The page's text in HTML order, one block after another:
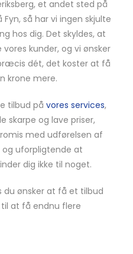
et andet sted på
så har vi ingen skjulte
hos dig. Det skyldes, at
kunder, og vi ønsker
dét, det koster at få
krone mere.
tilbud på vores services,
skarpe og lave priser,
med udførelsen af
og uforpligtende at
dig ikke til noget.
du ønsker at få et tilbud
at få endnu flere